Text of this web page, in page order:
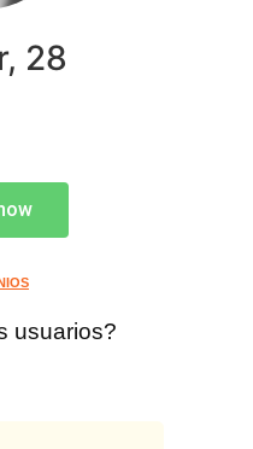
28
usuarios?